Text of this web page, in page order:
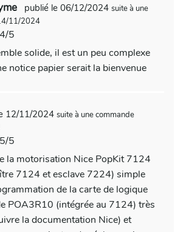
publié le 06/12/2024 suite à une
11/2024
4/5
solide, il est un peu complexe
notice papier serait la bienvenue
12/11/2024 suite à une commande
5/5
la motorisation Nice PopKit 7124
7124 et esclave 7224) simple
de la carte de logique
POA3R10 (intégrée au 7124) très
la documentation Nice) et